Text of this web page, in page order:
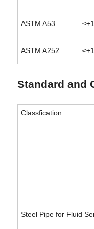
ASTM A53
ASTM A252
Standard and
Classfication
Steel Pipe for Fluid